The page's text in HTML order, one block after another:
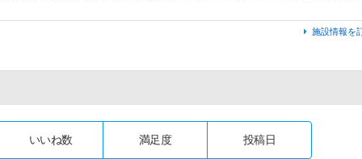
施設情報を
いいね数 満足度 投稿日